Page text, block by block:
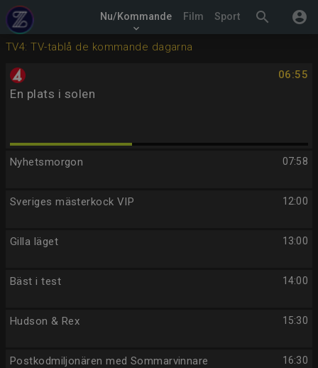
search account_circle
Nu/Kommande
keyboard_arrow_down
Film Sport
TV4: TV-tablå de kommande dagarna
06:55
En plats i solen
07:58
Nyhetsmorgon
12:00
Sveriges mästerkock VIP
13:00
Gilla läget
14:00
Bäst i test
15:30
Hudson & Rex
16:30
Postkodmiljonären med Sommarvinnare